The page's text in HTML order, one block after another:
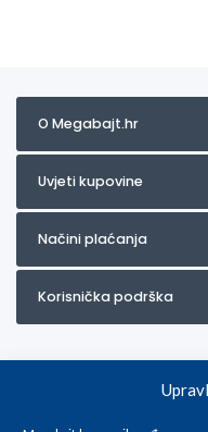
O Megabajt.hr
Uvjeti kupovine
Načini plaćanja
Korisnička podrška